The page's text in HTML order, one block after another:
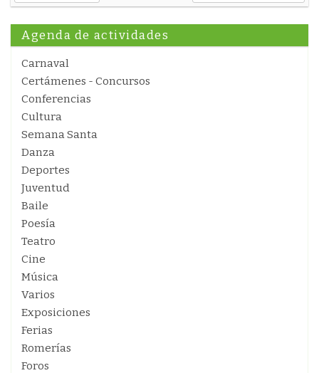
Agenda de actividades
Carnaval
Certámenes - Concursos
Conferencias
Cultura
Semana Santa
Danza
Deportes
Juventud
Baile
Poesía
Teatro
Cine
Música
Varios
Exposiciones
Ferias
Romerías
Foros